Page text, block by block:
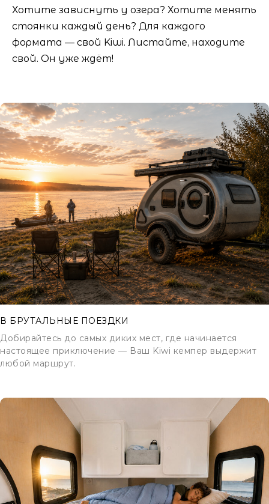
Хотите зависнуть у озера? Хотите менять
стоянки каждый день? Для каждого
формата — свой Kiwi. Листайте, находите
свой. Он уже ждёт!
В БРУТАЛЬНЫЕ ПОЕЗДКИ
Добирайтесь до самых диких мест, где начинается
настоящее приключение — Ваш Kiwi кемпер выдержит
любой маршрут.